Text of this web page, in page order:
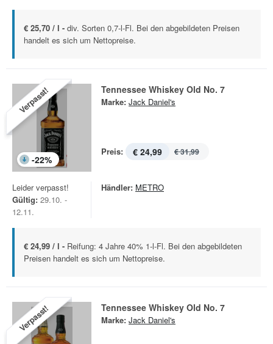
€ 25,70 / l - div. Sorten 0,7-l-Fl. Bei den abgebildeten Preisen
handelt es sich um Nettopreise.
Verpasst!
-22%
Tennessee Whiskey Old No. 7
Marke: Jack Daniel's
Preis: € 24,99 € 31,99
Leider verpasst!
Gültig: 29.10. -
12.11.
Händler: METRO
€ 24,99 / l - Reifung: 4 Jahre 40% 1-l-Fl. Bei den abgebildeten
Preisen handelt es sich um Nettopreise.
Verpasst! Tennessee Whiskey Old No. 7
Marke: Jack Daniel's